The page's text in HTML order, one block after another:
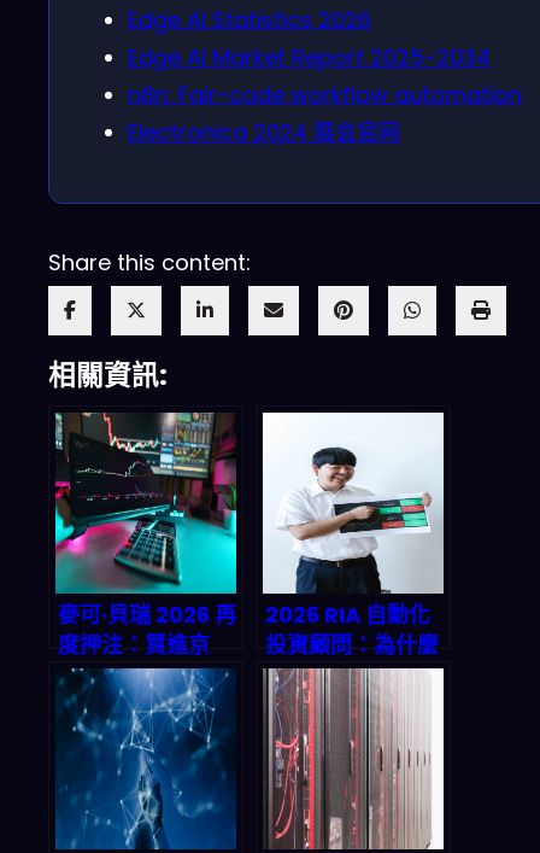
Edge AI Statistics 2026
Edge AI Market Report 2025-2034
n8n: Fair-code workflow automation
Electronica 2024 展会官网
Share this content:
相關資訊:
麥可·貝瑞 2026 再
度押注：買進京
東/阿里巴巴、同
時對 Nvidia 與
Palantir 長賣權
——這會如何重塑
2026 數位基礎建
設投資鏈？
2026 RIA 自動化
投資顧問：為什麼
「傳統財富管理」
正在被淘汰？